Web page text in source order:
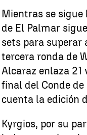
Mientras se sigue
de El Palmar
sets para superar
tercera ronda de
Alcaraz enlaza
final del Conde de
cuenta la edición
Kyrgios, por su